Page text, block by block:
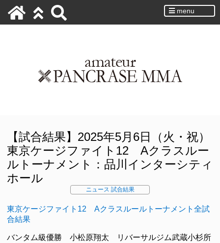
menu
【試合結果】2025年5月6日（火・祝）
東京ケージファイト12 Aクラスルー
ルトーナメント：品川インターシティ
ホール
ニュース 試合結果
東京ケージファイト12 Aクラスルールトーナメント全試
合結果
バンタム級優勝 小松原翔太 リバーサルジム武蔵小杉所